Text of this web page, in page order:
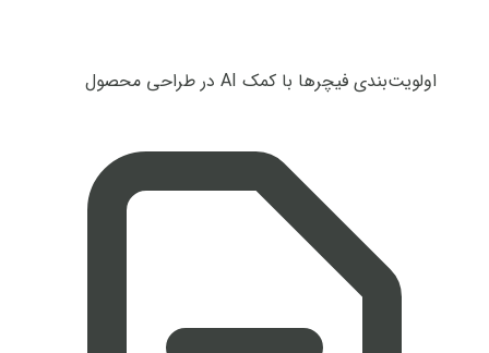
اولویت‌بندی فیچرها با کمک AI در طراحی محصول